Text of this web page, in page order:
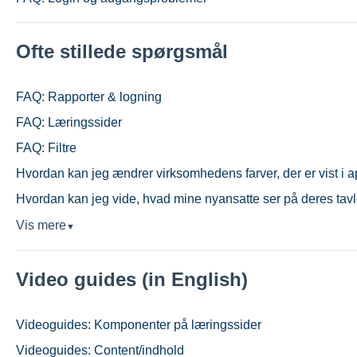
Ofte stillede spørgsmål
FAQ: Rapporter & logning
FAQ: Læringssider
FAQ: Filtre
Hvordan kan jeg ændrer virksomhedens farver, der er vist i
Hvordan kan jeg vide, hvad mine nyansatte ser på deres
Vis mere▼
Video guides (in English)
Videoguides: Komponenter på læringssider
Videoguides: Content/indhold